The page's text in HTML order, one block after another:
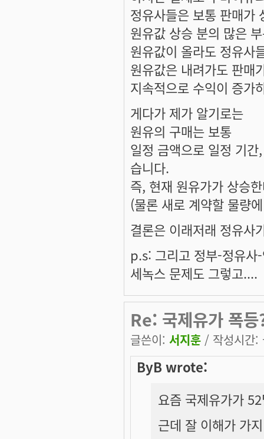
정유사들은 보통 판매가
원유값 상승 분의 많은
원유값이 올라도 정유사
원유값은 내려가도 판매
지속적으로 수익이 증가
게다가 제가 알기로는
원유의 구매는 보통
일정 금액으로 일정 기
습니다.
즉, 현재 원유가가 상승
(물론 새로 계약할 물량
결론은 이래저래 정유사
p.s: 그리고 정부-정유사
세녹스 문제도 그렇고....
Re: 국제유가 폭
글쓴이: 서지훈 / 작성시간
ByB wrote:
요즘 국제유가가
근데 잘 이해가 가